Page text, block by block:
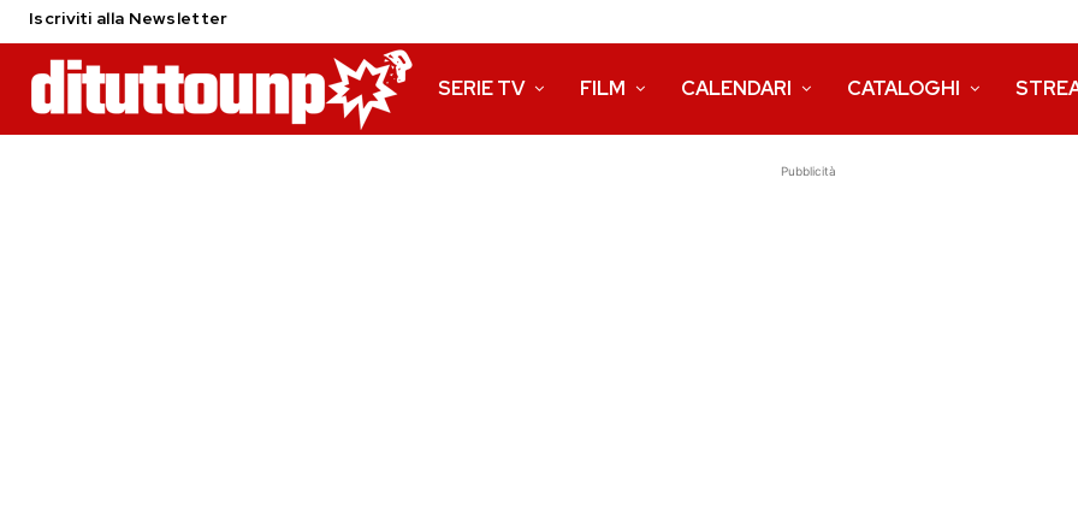
Iscriviti alla Newsletter
SERIE TV FILM CALENDARI CATALOGHI
Pubblicità